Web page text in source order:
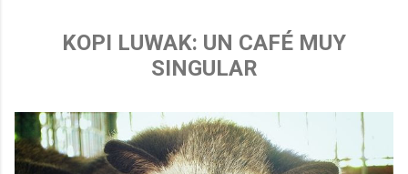
KOPI LUWAK: UN CAFÉ MUY
SINGULAR